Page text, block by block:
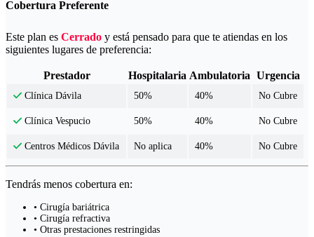
Cobertura Preferente
Este plan es Cerrado y está pensado para que te atiendas en los
siguientes lugares de preferencia:
Prestador Hospitalaria Ambulatoria Urgencia
Clínica Dávila 50% 40% No Cubre
Clínica Vespucio 50% 40% No Cubre
Centros Médicos Dávila No aplica 40% No Cubre
Tendrás menos cobertura en:
• Cirugía bariátrica
• Cirugía refractiva
• Otras prestaciones restringidas